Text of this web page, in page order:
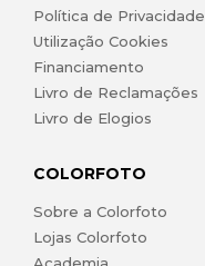
Política de Privacidade
Utilização Cookies
Financiamento
Livro de Reclamações
Livro de Elogios
COLORFOTO
Sobre a Colorfoto
Lojas Colorfoto